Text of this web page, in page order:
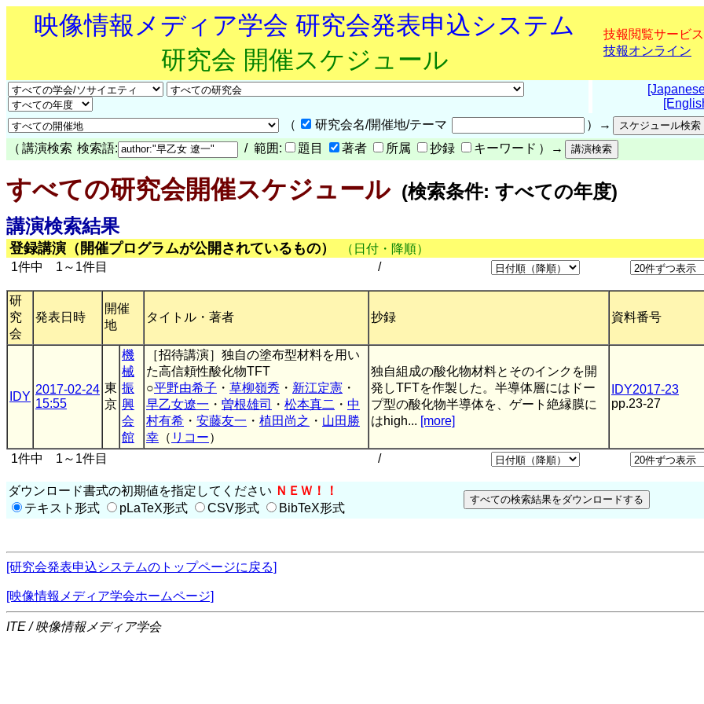
映像情報メディア学会 研究会発表申込システム
研究会 開催スケジュール
技報閲覧サービス
技報オンライン
（
研究会名/開催地/テーマ
）→
（ 講演検索 検索語: / 範囲: 題目 著者 所属 抄録 キーワード ）→
すべての研究会開催スケジュール(検索条件: すべての年度)
講演検索結果
登録講演（開催プログラムが公開されているもの）
（日付・降順）
1件中 1～1件目
/
研
究
会
発表日時
開催
地
タイトル・著者 抄録 資料番号
IDY
2017-02-24
15:55
東
京
機
械
振
興
会
館
［招待講演］独自の塗布型材料を用い
た高信頼性酸化物TFT
○平野由希子 ・ 草柳嶺秀 ・ 新江定憲 ・
早乙女遼一 ・ 曽根雄司 ・ 松本真二 ・ 中
村有希 ・ 安藤友一 ・ 植田尚之 ・ 山田勝
幸 （ リコー）
独自組成の酸化物材料とそのインクを開
発しTFTを作製した。半導体層にはドー
プ型の酸化物半導体を、ゲート絶縁膜に
はhigh... [more]
IDY2017-23
pp.23-27
1件中 1～1件目 /
ダウンロード書式の初期値を指定してください ＮＥＷ！！
テキスト形式
pLaTeX形式 CSV形式 BibTeX形式
[研究会発表申込システムのトップページに戻る]
[映像情報メディア学会ホームページ]
ITE / 映像情報メディア学会